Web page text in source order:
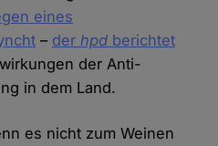
eines
– derhpd berichtet
der Anti-
in dem Land.
es nicht zum Weinen